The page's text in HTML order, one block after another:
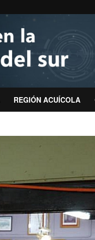
REGIÓN ACUÍCOLA